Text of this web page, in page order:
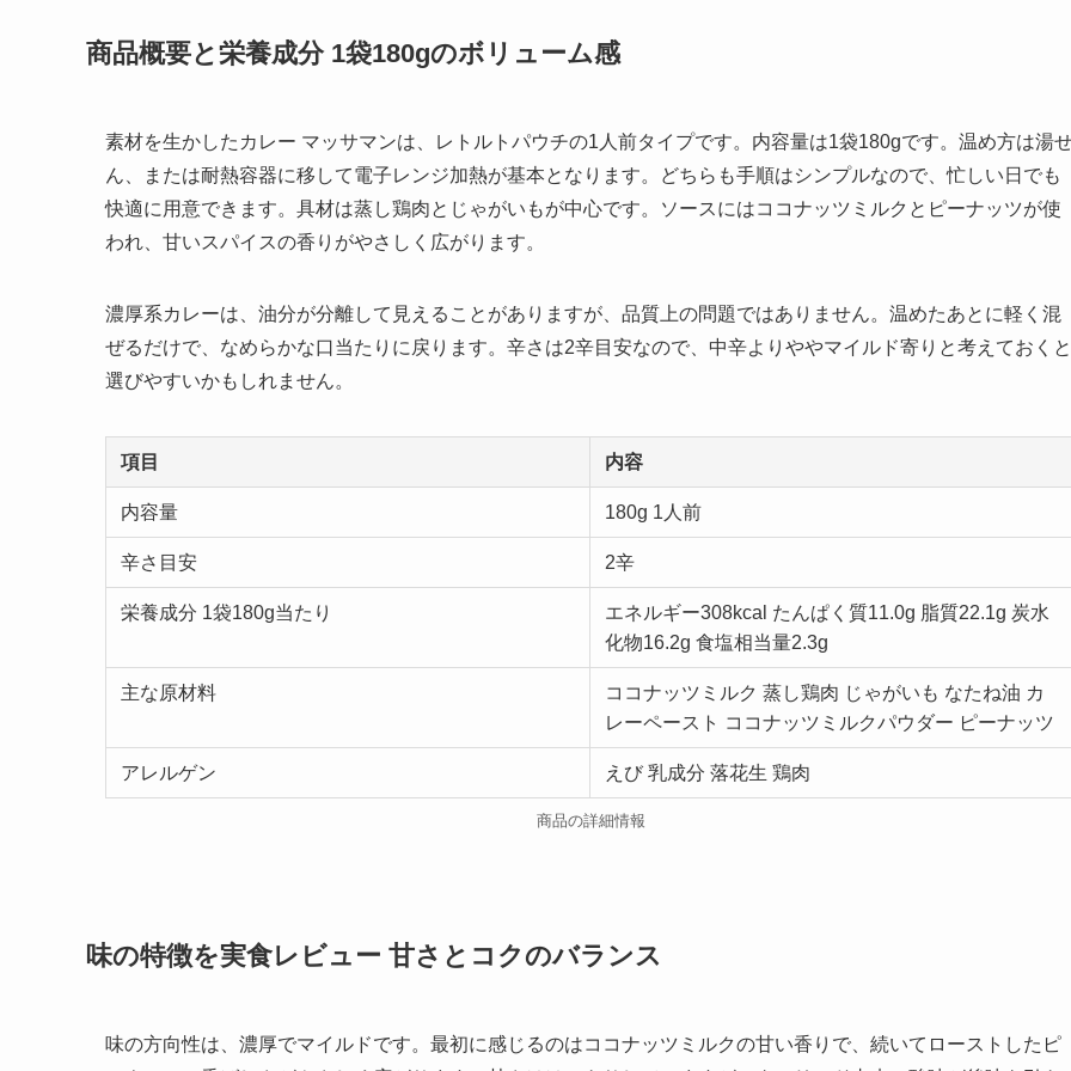
商品概要と栄養成分 1袋180gのボリューム感
素材を生かしたカレー マッサマンは、レトルトパウチの1人前タイプです。内容量は1袋180gです。温め方は湯
ん、または耐熱容器に移して電子レンジ加熱が基本となります。どちらも手順はシンプルなので、忙しい日でも
快適に用意できます。具材は蒸し鶏肉とじゃがいもが中心です。ソースにはココナッツミルクとピーナッツが使
われ、甘いスパイスの香りがやさしく広がります。
濃厚系カレーは、油分が分離して見えることがありますが、品質上の問題ではありません。温めたあとに軽く混
ぜるだけで、なめらかな口当たりに戻ります。辛さは2辛目安なので、中辛よりややマイルド寄りと考えておくと
選びやすいかもしれません。
項目 内容
内容量 180g 1人前
辛さ目安 2辛
栄養成分 1袋180g当たり
エネルギー308kcal たんぱく質11.0g 脂質22.1g 炭水
化物16.2g 食塩相当量2.3g
主な原材料
ココナッツミルク 蒸し鶏肉 じゃがいも なたね油 カ
レーペースト ココナッツミルクパウダー ピーナッツ
アレルゲン えび 乳成分 落花生 鶏肉
商品の詳細情報
味の特徴を実食レビュー 甘さとコクのバランス
味の方向性は、濃厚でマイルドです。最初に感じるのはココナッツミルクの甘い香りで、続いてローストしたピ